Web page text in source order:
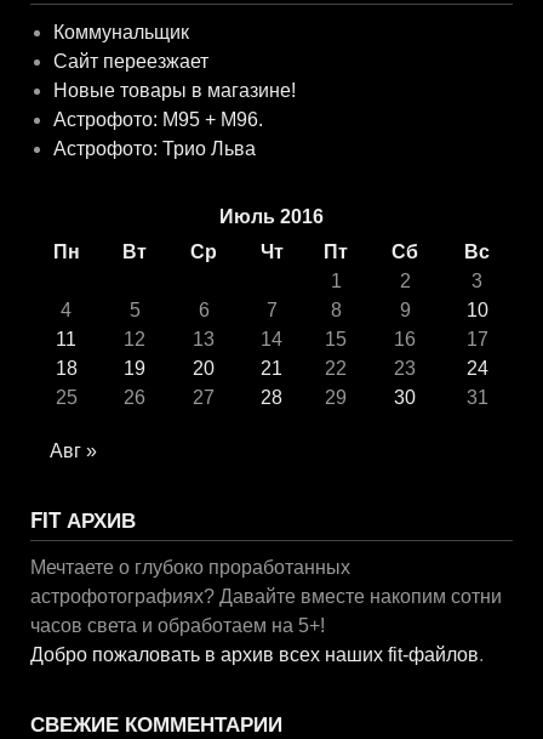
Коммунальщик
Сайт переезжает
Новые товары в магазине!
Астрофото: M95 + M96.
Астрофото: Трио Льва
Июль 2016
Пн
Вт Ср Чт Пт Сб
Вс
1
2
3
4
5 6 7 8 9
10
11
12 13 14 15 16
17
18
19 20 21 22 23
24
25
26 27 28 29 30 31
Авг »
FIT АРХИВ
Мечтаете о глубоко проработанных
астрофотографиях? Давайте вместе накопим сотни
часов света и обработаем на 5+!
Добро пожаловать в архив всех наших fit-файлов.
СВЕЖИЕ КОММЕНТАРИИ